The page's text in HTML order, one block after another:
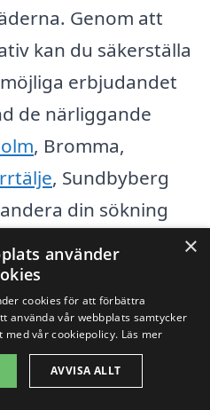
Genom att
kan du säkerställa
erbjudandet
de närliggande
, Bromma,
, Sundbyberg
din sökning
och tjänster.
elbolag i Resarö,
aspekter:
Jämför
×
använder
cookies för att förbättra
använda vår webbplats samtycker
med vår cookiepolicy. Läs mer
AVVISA ALLT